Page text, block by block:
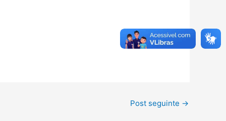
Post seguinte →